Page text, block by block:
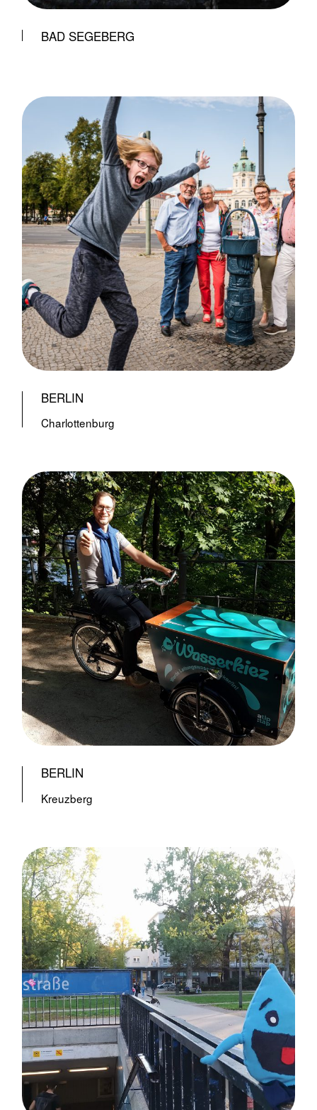
BAD SEGEBERG
BERLIN
Charlottenburg
BERLIN
Kreuzberg